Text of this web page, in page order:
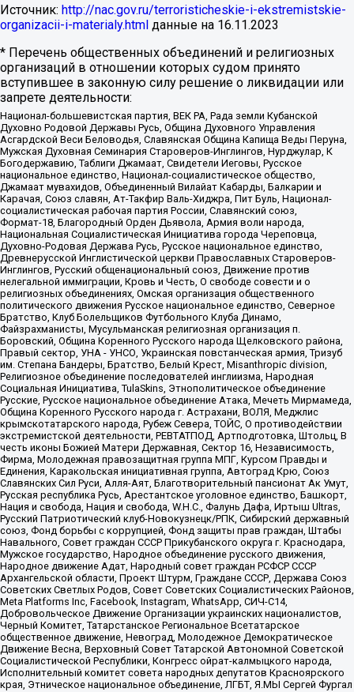
Источник: http://nac.gov.ru/terroristicheskie-i-ekstremistskie-
organizacii-i-materialy.html данные на 16.11.2023
* Перечень общественных объединений и религиозных
организаций в отношении которых судом принято
вступившее в законную силу решение о ликвидации или
запрете деятельности:
Национал-большевистская партия, ВЕК РА, Рада земли Кубанской
Духовно Родовой Державы Русь, Община Духовного Управления
Асгардской Веси Беловодья, Славянская Община Капища Веды Перуна,
Мужская Духовная Семинария Староверов-Инглингов, Нурджулар, К
Богодержавию, Таблиги Джамаат, Свидетели Иеговы, Русское
национальное единство, Национал-социалистическое общество,
Джамаат мувахидов, Объединенный Вилайат Кабарды, Балкарии и
Карачая, Союз славян, Ат-Такфир Валь-Хиджра, Пит Буль, Национал-
социалистическая рабочая партия России, Славянский союз,
Формат-18, Благородный Орден Дьявола, Армия воли народа,
Национальная Социалистическая Инициатива города Череповца,
Духовно-Родовая Держава Русь, Русское национальное единство,
Древнерусской Инглистической церкви Православных Староверов-
Инглингов, Русский общенациональный союз, Движение против
нелегальной иммиграции, Кровь и Честь, О свободе совести и о
религиозных объединениях, Омская организация общественного
политического движения Русское национальное единство, Северное
Братство, Клуб Болельщиков Футбольного Клуба Динамо,
Файзрахманисты, Мусульманская религиозная организация п.
Боровский, Община Коренного Русского народа Щелковского района,
Правый сектор, УНА - УНСО, Украинская повстанческая армия, Тризуб
им. Степана Бандеры, Братство, Белый Крест, Misanthropic division,
Религиозное объединение последователей инглиизма, Народная
Социальная Инициатива, TulaSkins, Этнополитическое объединение
Русские, Русское национальное объединение Атака, Мечеть Мирмамеда,
Община Коренного Русского народа г. Астрахани, ВОЛЯ, Меджлис
крымскотатарского народа, Рубеж Севера, ТОЙС, О противодействии
экстремистской деятельности, РЕВТАТПОД, Артподготовка, Штольц, В
честь иконы Божией Матери Державная, Сектор 16, Независимость,
Фирма, Молодежная правозащитная группа МПГ, Курсом Правды и
Единения, Каракольская инициативная группа, Автоград Крю, Союз
Славянских Сил Руси, Алля-Аят, Благотворительный пансионат Ак Умут,
Русская республика Русь, Арестантское уголовное единство, Башкорт,
Нация и свобода, Нация и свобода, W.H.С., Фалунь Дафа, Иртыш Ultras,
Русский Патриотический клуб-Новокузнецк/РПК, Сибирский державный
союз, Фонд борьбы с коррупцией, Фонд защиты прав граждан, Штабы
Навального, Совет граждан СССР Прикубанского округа г. Краснодара,
Мужское государство, Народное объединение русского движения,
Народное движение Адат, Народный совет граждан РСФСР СССР
Архангельской области, Проект Штурм, Граждане СССР, Держава Союз
Советских Светлых Родов, Совет Советских Социалистических Районов,
Meta Platforms Inc, Facebook, Instagram, WhatsApp, СИЧ-С14,
Добровольческое Движение Организации украинских националистов,
Черный Комитет, Татарстанское Региональное Всетатарское
общественное движение, Невоград, Молодежное Демократическое
Движение Весна, Верховный Совет Татарской Автономной Советской
Социалистической Республики, Конгресс ойрат-калмыцкого народа,
Исполнительный комитет совета народных депутатов Красноярского
края, Этническое национальное объединение, ЛГБТ, Я.МЫ Сергей Фургал